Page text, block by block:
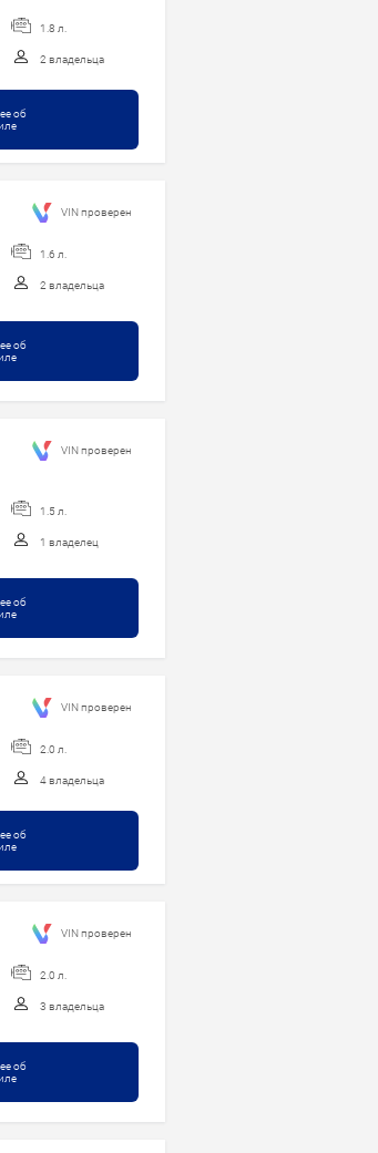
1.8 л.
2 владельца
об
1.6 л.
2 владельца
об
VIN проверен
1.5 л.
1 владелец
об
VIN проверен
2.0 л.
4 владельца
об
VIN проверен
2.0 л.
3 владельца
об
VIN проверен